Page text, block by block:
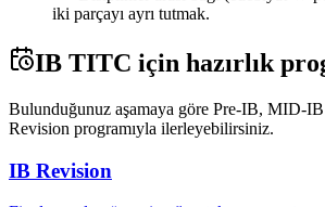
iki parçayı ayrı tutmak.
IB TITC için hazırlık
Bulunduğunuz aşamaya göre Pre-IB, MID-IB
Revision programıyla ilerleyebilirsiniz.
IB Revision